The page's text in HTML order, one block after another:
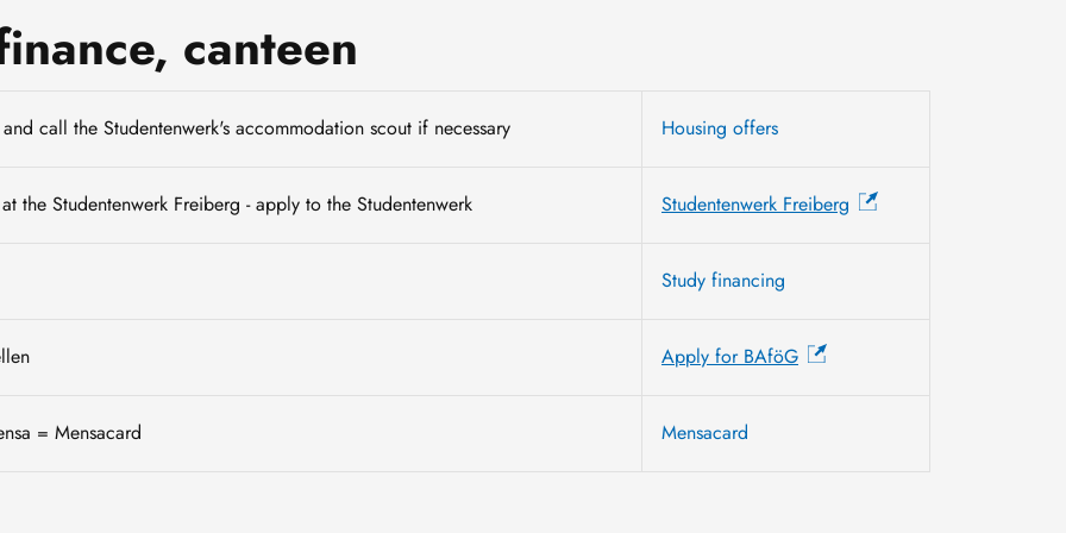
canteen
call the Studentenwerk's accommodation scout if necessary Housing offers
Studentenwerk Freiberg - apply to the Studentenwerk Studentenwerk Freiberg
Study financing
Apply for BAföG
= Mensacard Mensacard